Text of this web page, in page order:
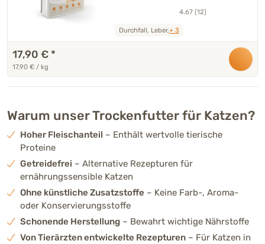
4.67 (12)
Durchfall, Leber,+ 3
17,90 € *
17,90 € / kg
Warum unser Trockenfutter für Katzen?
Hoher Fleischanteil – Enthält wertvolle tierische
Proteine
Getreidefrei – Alternative Rezepturen für
ernährungssensible Katzen
Ohne künstliche Zusatzstoffe – Keine Farb-, Aroma-
oder Konservierungsstoffe
Schonende Herstellung – Bewahrt wichtige Nährstoffe
Von Tierärzten entwickelte Rezepturen – Für Katzen in